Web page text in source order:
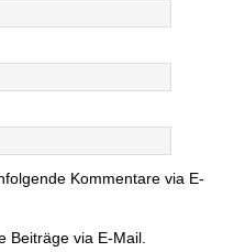
Kommentare via E-
Beiträge via E-Mail.